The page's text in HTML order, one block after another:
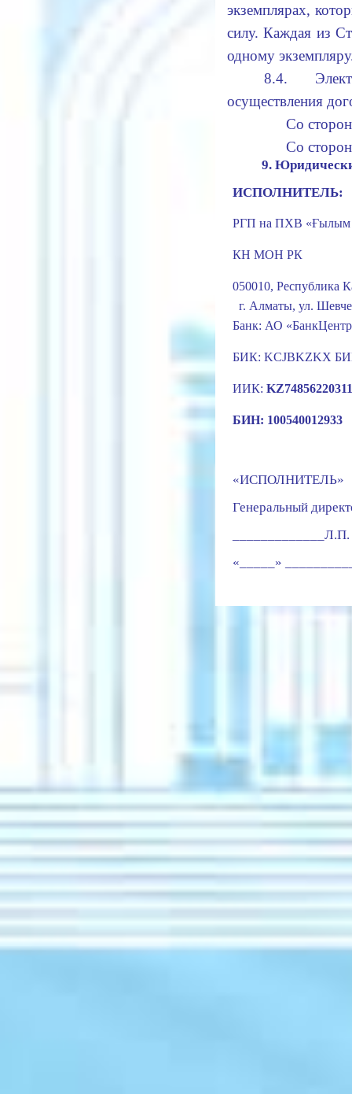
экземплярах,
силу. Каждая из
одному
8.4.
осуществления
Со стороны
Со стороны
9.
ИСПОЛНИТЕЛЬ:
РГП на ПХВ «Ғылым
КН МОН РК
050010, Республика
г. Алматы,
Банк: АО
БИК: KCJBKZKX
ИИК: KZ
БИН: 100540012933
«ИСПОЛНИТЕЛЬ»
Генеральный д
Л.П.
«_____»